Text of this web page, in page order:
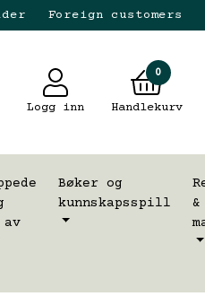
Foreign customers
Logg inn
0
Handlekurv
Bøker og
kunnskapsspill